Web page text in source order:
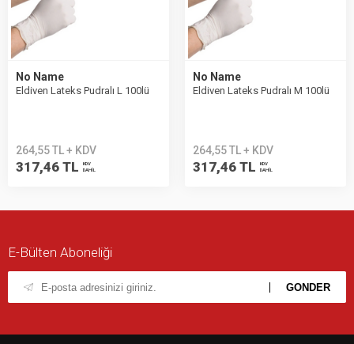
No Name
Eldiven Lateks Pudralı L 100lü
264,55 TL + KDV
317,46 TL
KDV
DAHİL
No Name
Eldiven Lateks Pudralı M 100lü
264,55 TL + KDV
317,46 TL
KDV
DAHİL
E-Bülten Aboneliği